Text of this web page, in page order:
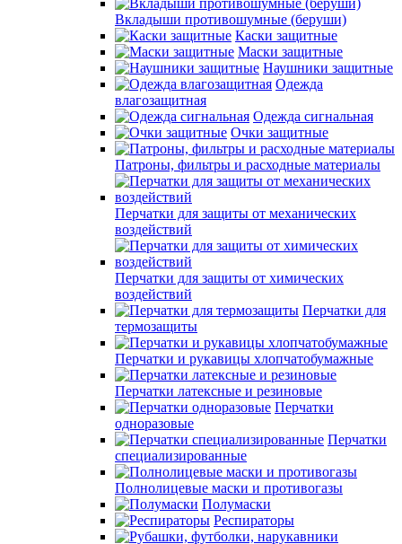
Вкладыши противошумные (беруши)
Каски защитные
Маски защитные
Наушники защитные
Одежда
влагозащитная
Одежда сигнальная
Очки защитные
Патроны, фильтры и расходные материалы
Перчатки для защиты от механических
воздействий
Перчатки для защиты от химических
воздействий
Перчатки для
термозащиты
Перчатки и рукавицы хлопчатобумажные
Перчатки латексные и резиновые
Перчатки
одноразовые
Перчатки
специализированные
Полнолицевые маски и противогазы
Полумаски
Респираторы